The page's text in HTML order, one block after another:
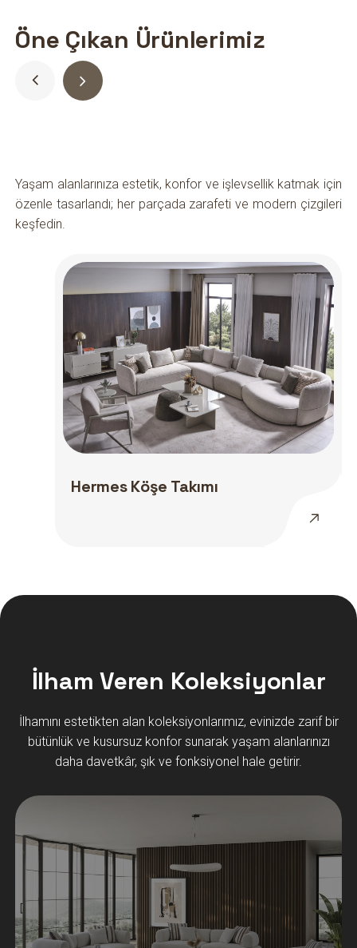
Öne Çıkan Ürünlerimiz
Yaşam alanlarınıza estetik, konfor ve işlevsellik katmak için
özenle tasarlandı; her parçada zarafeti ve modern çizgileri
keşfedin.
Hermes Köşe Takımı
İlham Veren Koleksiyonlar
İlhamını estetikten alan koleksiyonlarımız, evinizde zarif bir
bütünlük ve kusursuz konfor sunarak yaşam alanlarınızı
daha davetkâr, şık ve fonksiyonel hale getirir.